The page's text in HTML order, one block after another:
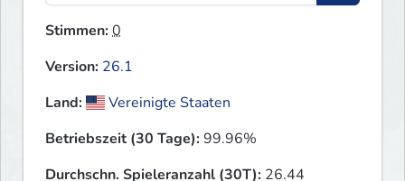
Stimmen:0
Version: 26.1
Land:
Vereinigte Staaten
Betriebszeit (30 Tage):99.96%
Durchschn. Spieleranzahl (30T): 26.44